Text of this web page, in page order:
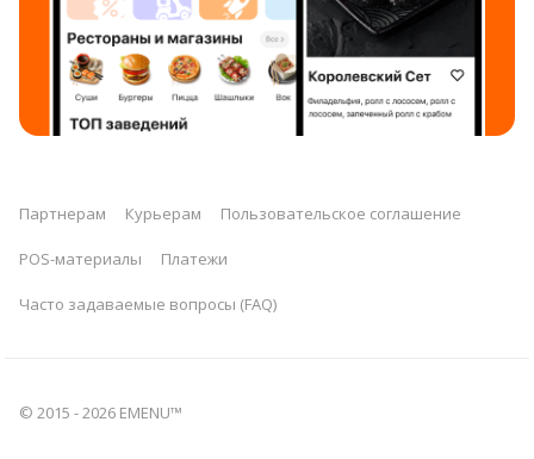
Партнерам Курьерам Пользовательское соглашение
POS-материалы Платежи
Часто задаваемые вопросы (FAQ)
© 2015 -2026 EMENU™